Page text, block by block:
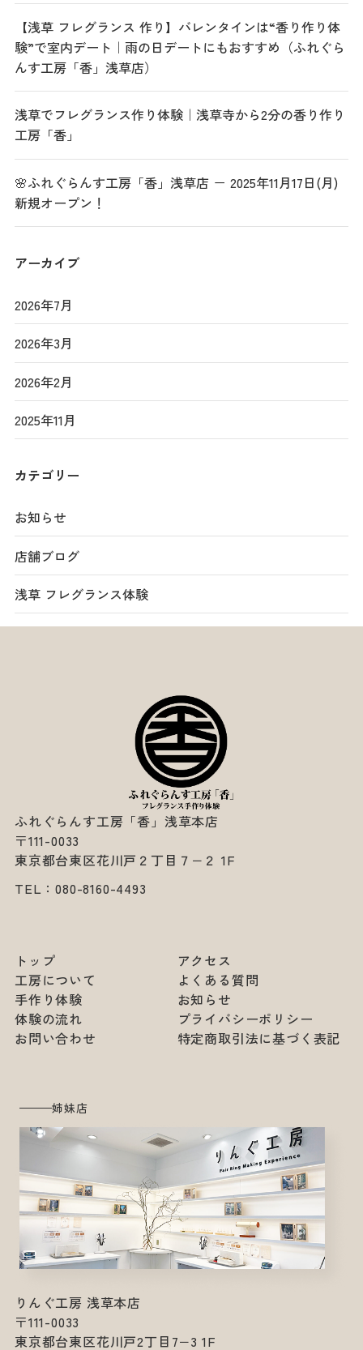
【浅草 フレグランス 作り】バレンタインは“香り作り体
験”で室内デート｜雨の日デートにもおすすめ（ふれぐら
んす工房「香」浅草店）
浅草でフレグランス作り体験｜浅草寺から2分の香り作り
工房「香」
🌸ふれぐらんす工房「香」浅草店 － 2025年11月17日(月)
新規オープン！
アーカイブ
2026年7月
2026年3月
2026年2月
2025年11月
カテゴリー
お知らせ
店舗ブログ
浅草 フレグランス体験
ふれぐらんす工房「香」浅草本店
〒111-0033
東京都台東区花川戸２丁目７−２ 1F
TEL：080-8160-4493
トップ
工房について
手作り体験
体験の流れ
お問い合わせ
アクセス
よくある質問
お知らせ
プライバシーポリシー
特定商取引法に基づく表記
姉妹店
りんぐ工房 浅草本店
〒111-0033
東京都台東区花川戸2丁目7−3 1F